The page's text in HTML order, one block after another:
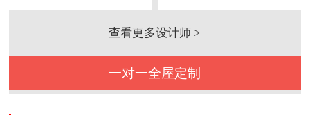
查看更多设计师 >
一对一全屋定制